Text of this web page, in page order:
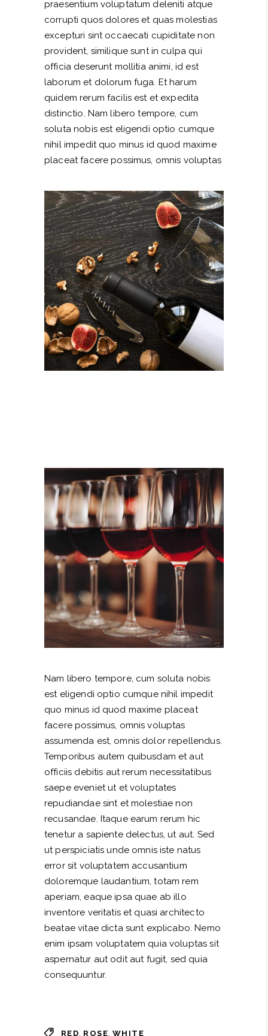
praesentium voluptatum deleniti atque
corrupti quos dolores et quas molestias
excepturi sint occaecati cupiditate non
provident, similique sunt in culpa qui
officia deserunt mollitia animi, id est
laborum et dolorum fuga. Et harum
quidem rerum facilis est et expedita
distinctio. Nam libero tempore, cum
soluta nobis est eligendi optio cumque
nihil impedit quo minus id quod maxime
placeat facere possimus, omnis voluptas
Nam libero tempore, cum soluta nobis
est eligendi optio cumque nihil impedit
quo minus id quod maxime placeat
facere possimus, omnis voluptas
assumenda est, omnis dolor repellendus.
Temporibus autem quibusdam et aut
officiis debitis aut rerum necessitatibus
saepe eveniet ut et voluptates
repudiandae sint et molestiae non
recusandae. Itaque earum rerum hic
tenetur a sapiente delectus, ut aut. Sed
ut perspiciatis unde omnis iste natus
error sit voluptatem accusantium
doloremque laudantium, totam rem
aperiam, eaque ipsa quae ab illo
inventore veritatis et quasi architecto
beatae vitae dicta sunt explicabo. Nemo
enim ipsam voluptatem quia voluptas sit
aspernatur aut odit aut fugit, sed quia
consequuntur.
RED, ROSE,WHITE